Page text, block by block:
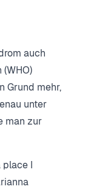
auch
Grund mehr,
unter
man zur
place I